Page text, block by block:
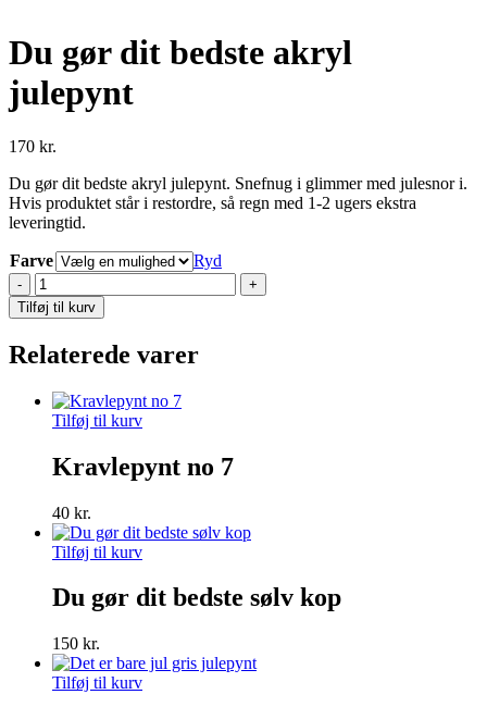
Du gør dit bedste akryl
julepynt
170 kr.
Du gør dit bedste akryl julepynt. Snefnug i glimmer med julesnor i.
Hvis produktet står i restordre, så regn med 1-2 ugers ekstra
leveringtid.
Farve
Ryd
Du
gør
dit
akryl
antal
Tilføj til kurv
Relaterede varer
Tilføj til kurv
Kravlepynt no 7
40 kr.
Tilføj til kurv
Du gør dit bedste sølv kop
150 kr.
Tilføj til kurv